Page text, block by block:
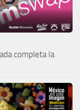
completa la